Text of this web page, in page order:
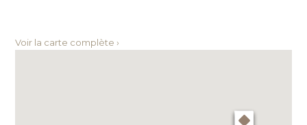
Voir la carte complète ›